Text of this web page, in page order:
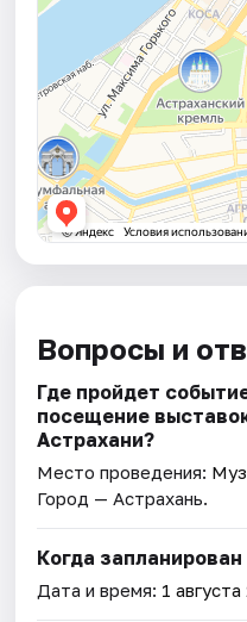
Вопросы и
Где пройдет
посещение
Астрахани?
Место проведения:
Город — Астрахань.
Когда
Дата и время: 1